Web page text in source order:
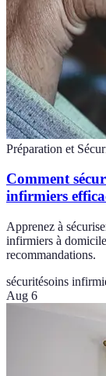
Préparation et
Comment
infirmiers
Apprenez à
infirmiers à
recommandations.
sécuritésoins
Aug 6